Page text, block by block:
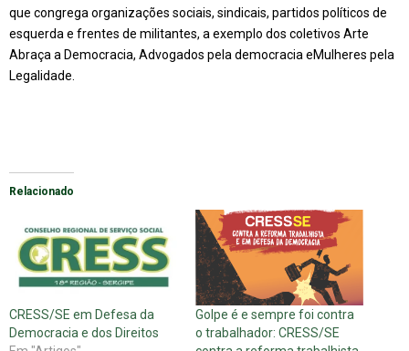
que congrega organizações sociais, sindicais, partidos políticos de
esquerda e frentes de militantes, a exemplo dos coletivos Arte
Abraça a Democracia, Advogados pela democracia eMulheres pela
Legalidade.
Relacionado
CRESS/SE em Defesa da
Democracia e dos Direitos
Golpe é e sempre foi contra
o trabalhador: CRESS/SE